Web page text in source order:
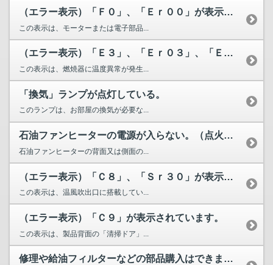
（エラー表示）「Ｆ０」、「Ｅｒ００」が表示されています。
この表示は、モーターまたは電子部品...
（エラー表示）「Ｅ３」、「Ｅｒ０３」、「Ｅ４」、「Ｅｒ０４...
この表示は、燃焼器に温度異常が発生...
「換気」ランプが点灯している。
このランプは、お部屋の換気が必要な...
石油ファンヒーターの電源が入らない。（点火、着火、燃焼しない）
石油ファンヒーターの背面又は側面の...
（エラー表示）「Ｃ８」、「Ｓｒ３０」が表示されています。
この表示は、温風吹出口に搭載してい...
（エラー表示）「Ｃ９」が表示されています。
この表示は、製品背面の「清掃ドア」...
修理や給油フィルターなどの部品購入はできますか？